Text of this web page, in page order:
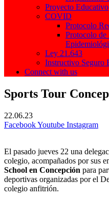
Proyecto Educativo
COVID
Protocolo
Protocolo de
Ley 21.643
Instructivo Seguro
Connect with us
Sports Tour
22.06.23
FacebookYoutube Instagram
El pasado jueves 22 una
colegio, acompañados por sus
School en Concepción para
deportivas organizadas por el
colegio anfitrión.